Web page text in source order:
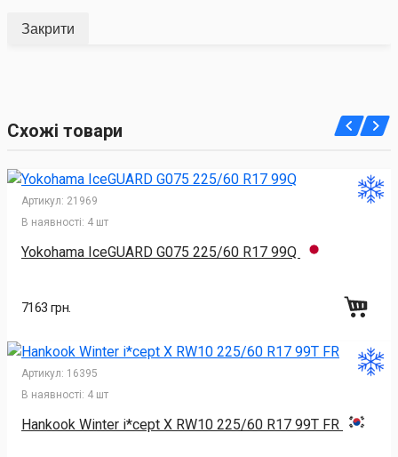
Закрити
Схожі товари
Артикул: 21969
В наявності: 4 шт
Yokohama IceGUARD G075 225/60 R17 99Q
7163 грн.
Артикул: 16395
В наявності: 4 шт
Hankook Winter i*cept X RW10 225/60 R17 99T FR